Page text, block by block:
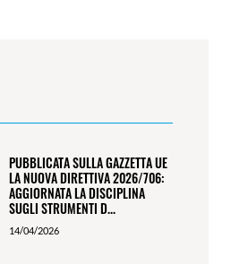
PUBBLICATA SULLA GAZZETTA UE
LA NUOVA DIRETTIVA 2026/706:
AGGIORNATA LA DISCIPLINA
SUGLI STRUMENTI D...
14/04/2026